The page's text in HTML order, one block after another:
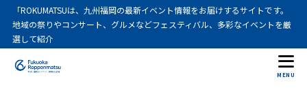
「ROKUMATSUは、九州福岡の最新イベント情報をお届けするサイトです。
地域の祭りやコンサート、グルメなどフェスティバル、多彩なイベントを厳
選して紹介
MENU